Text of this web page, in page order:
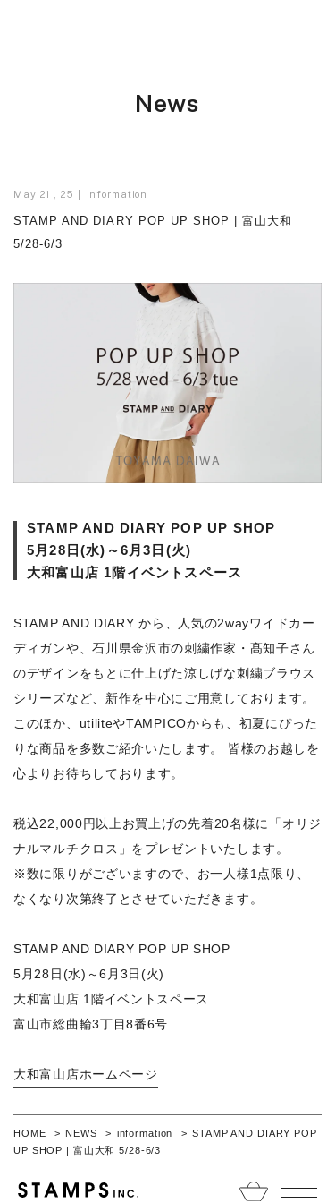
News
May 21 , 25 information
STAMP AND DIARY POP UP SHOP | 富山大和
5/28-6/3
STAMP AND DIARY POP UP SHOP
5月28日(水)～6月3日(火)
大和富山店 1階イベントスペース
STAMP AND DIARY から、人気の2wayワイドカー
ディガンや、石川県金沢市の刺繍作家・髙知子さん
のデザインをもとに仕上げた涼しげな刺繍ブラウス
シリーズなど、新作を中心にご用意しております。
このほか、utiliteやTAMPICOからも、初夏にぴった
りな商品を多数ご紹介いたします。 皆様のお越しを
心よりお待ちしております。
税込22,000円以上お買上げの先着20名様に「オリジ
ナルマルチクロス」をプレゼントいたします。
※数に限りがございますので、お一人様1点限り、
なくなり次第終了とさせていただきます。
STAMP AND DIARY POP UP SHOP
5月28日(水)～6月3日(火)
大和富山店 1階イベントスペース
富山市総曲輪3丁目8番6号
大和富山店ホームページ
HOME NEWS information
STAMP AND DIARY POP
UP SHOP | 富山大和 5/28-6/3